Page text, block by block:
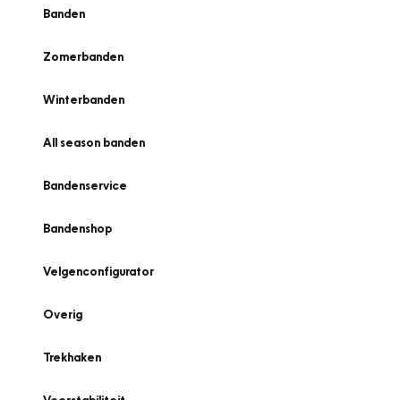
Banden
Zomerbanden
Winterbanden
All season banden
Bandenservice
Bandenshop
Velgenconfigurator
Overig
Trekhaken